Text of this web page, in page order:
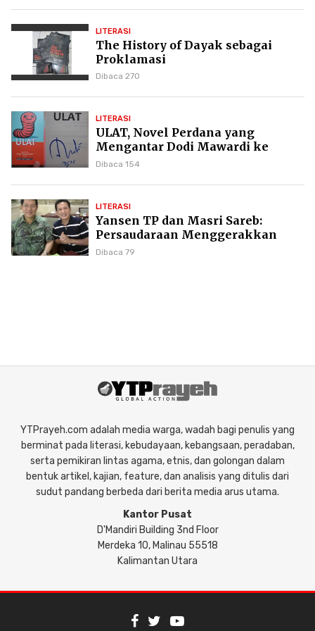
LITERASI
The History of Dayak sebagai
Proklamasi
Dibaca 270
LITERASI
ULAT, Novel Perdana yang
Mengantar Dodi Mawardi ke
Puncak Karier Kepenulisan
Dibaca 154
LITERASI
Yansen TP dan Masri Sareb:
Persaudaraan Menggerakkan
Literasi Borneo
Dibaca 79
YTPrayeh.com adalah media warga, wadah bagi penulis yang
berminat pada literasi, kebudayaan, kebangsaan, peradaban,
serta pemikiran lintas agama, etnis, dan golongan dalam
bentuk artikel, kajian, feature, dan analisis yang ditulis dari
sudut pandang berbeda dari berita media arus utama.
Kantor Pusat
D'Mandiri Building 3nd Floor
Merdeka 10, Malinau 55518
Kalimantan Utara